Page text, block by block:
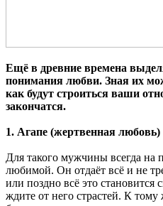
Ещё в древние времена
понимания любви. Зная их
как будут строиться ваши
закончатся.
1. Агапе (жертвенная любовь)
Для такого мужчины всегда на
любимой. Он отдаёт всё и не
или поздно всё это становится
ждите от него страстей. К тому